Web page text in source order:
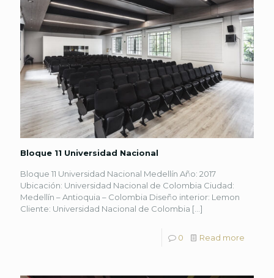
Bloque 11 Universidad Nacional
Bloque 11 Universidad Nacional Medellín Año: 2017
Ubicación: Universidad Nacional de Colombia Ciudad:
Medellín – Antioquia – Colombia Diseño interior: Lemon
Cliente: Universidad Nacional de Colombia […]
0 Read more